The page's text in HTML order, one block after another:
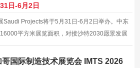
日-6月2日
Saudi Projects将于5月31日-6月2日举办。中东
平方米展览面积，对接沙特2030愿景发展
前来参观洽谈合作，共谋发展。本次展会将有
关注。
哥国际制造技术展览会 IMTS 2026